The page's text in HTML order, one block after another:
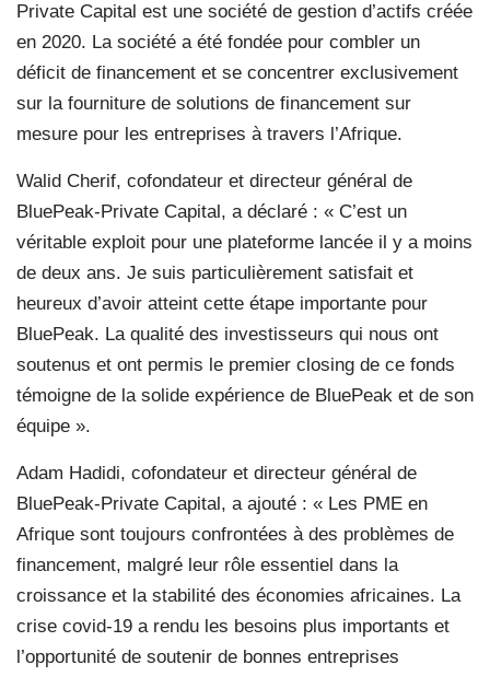
Private Capital est une société de gestion d’actifs créée
en 2020. La société a été fondée pour combler un
déficit de financement et se concentrer exclusivement
sur la fourniture de solutions de financement sur
mesure pour les entreprises à travers l’Afrique.
Walid Cherif, cofondateur et directeur général de
BluePeak-Private Capital, a déclaré : « C’est un
véritable exploit pour une plateforme lancée il y a moins
de deux ans. Je suis particulièrement satisfait et
heureux d’avoir atteint cette étape importante pour
BluePeak. La qualité des investisseurs qui nous ont
soutenus et ont permis le premier closing de ce fonds
témoigne de la solide expérience de BluePeak et de son
équipe ».
Adam Hadidi, cofondateur et directeur général de
BluePeak-Private Capital, a ajouté : « Les PME en
Afrique sont toujours confrontées à des problèmes de
financement, malgré leur rôle essentiel dans la
croissance et la stabilité des économies africaines. La
crise covid-19 a rendu les besoins plus importants et
l’opportunité de soutenir de bonnes entreprises